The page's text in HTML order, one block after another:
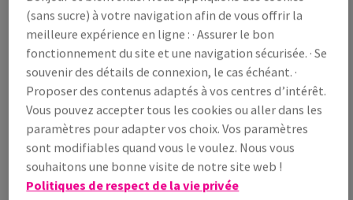
/ 1 000 feuille(s)
(245 kg )
LIVRAISON PRÉVUE LE 10/08/2026
Guide des quantités
paquet(s)
(sans sucre) à votre navigation afin de vous offrir la
meilleure expérience en ligne : · Assurer le bon
fonctionnement du site et une navigation sécurisée. · Se
souvenir des détails de connexion, le cas échéant. ·
Proposer des contenus adaptés à vos centres d’intérêt.
Vous pouvez accepter tous les cookies ou aller dans les
paramètres pour adapter vos choix. Vos paramètres
sont modifiables quand vous le voulez. Nous vous
souhaitons une bonne visite de notre site web !
Politiques de respect de la vie privée